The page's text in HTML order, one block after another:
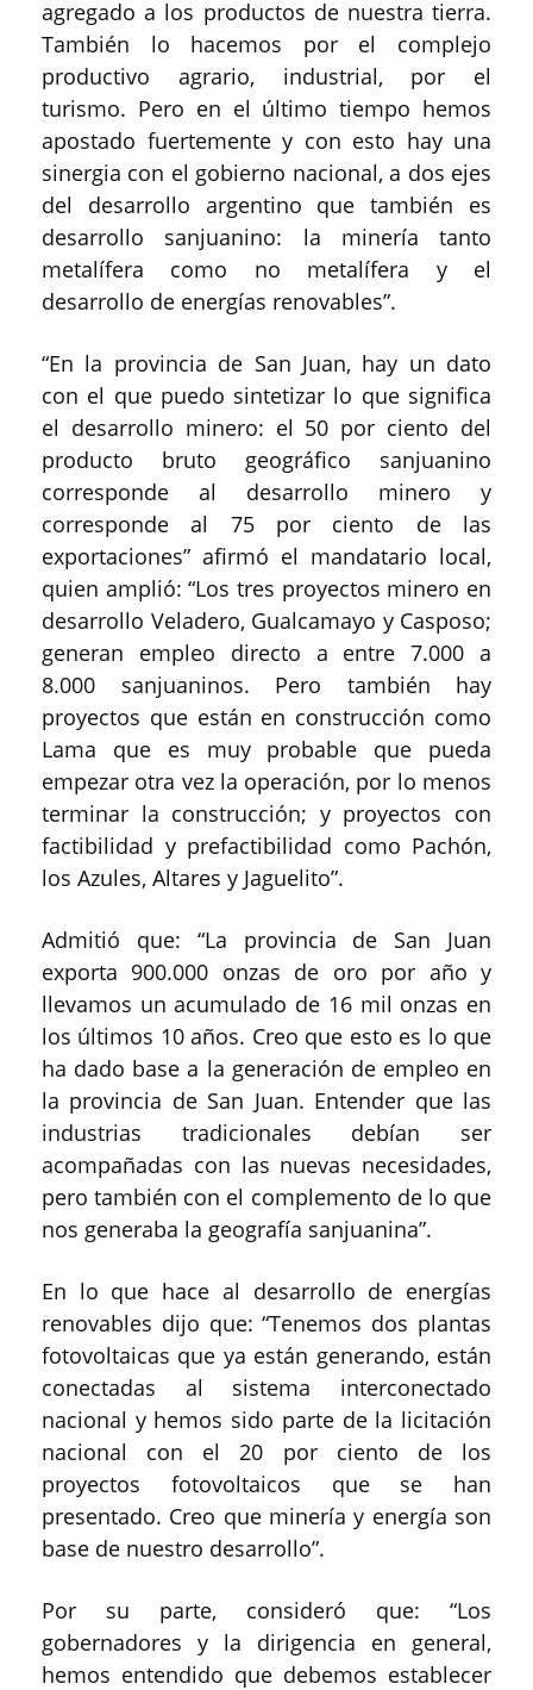
agregado a los productos de nuestra tierra.
También lo hacemos por el complejo
productivo agrario, industrial, por el
turismo. Pero en el último tiempo hemos
apostado fuertemente y con esto hay una
sinergia con el gobierno nacional, a dos ejes
del desarrollo argentino que también es
desarrollo sanjuanino: la minería tanto
metalífera como no metalífera y el
desarrollo de energías renovables”.
“En la provincia de San Juan, hay un dato
con el que puedo sintetizar lo que significa
el desarrollo minero: el 50 por ciento del
producto bruto geográfico sanjuanino
corresponde al desarrollo minero y
corresponde al 75 por ciento de las
exportaciones” afirmó el mandatario local,
quien amplió: “Los tres proyectos minero en
desarrollo Veladero, Gualcamayo y Casposo;
generan empleo directo a entre 7.000 a
8.000 sanjuaninos. Pero también hay
proyectos que están en construcción como
Lama que es muy probable que pueda
empezar otra vez la operación, por lo menos
terminar la construcción; y proyectos con
factibilidad y prefactibilidad como Pachón,
los Azules, Altares y Jaguelito”.
Admitió que: “La provincia de San Juan
exporta 900.000 onzas de oro por año y
llevamos un acumulado de 16 mil onzas en
los últimos 10 años. Creo que esto es lo que
ha dado base a la generación de empleo en
la provincia de San Juan. Entender que las
industrias tradicionales debían ser
acompañadas con las nuevas necesidades,
pero también con el complemento de lo que
nos generaba la geografía sanjuanina”.
En lo que hace al desarrollo de energías
renovables dijo que: “Tenemos dos plantas
fotovoltaicas que ya están generando, están
conectadas al sistema interconectado
nacional y hemos sido parte de la licitación
nacional con el 20 por ciento de los
proyectos fotovoltaicos que se han
presentado. Creo que minería y energía son
base de nuestro desarrollo”.
Por su parte, consideró que: “Los
gobernadores y la dirigencia en general,
hemos entendido que debemos establecer